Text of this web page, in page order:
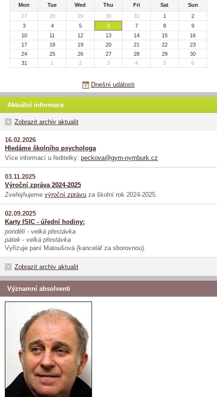
Mon Tue Wed Thu Fri Sat
Sun
27
28 29 30 31 1
2
3
4 5 6 7 8
9
10
11 12 13 14 15
16
17
18 19 20 21 22
23
24
25 26 27 28 29
30
31
1 2 3 4 5 6
Dnešní události
Aktuální informace
Zobrazit archiv aktualit
16.02.2026
Hledáme školního psychologa
Více informací u ředitelky: peckova@gym-nymburk.cz
03.11.2025
Výroční zpráva 2024-2025
Zveřejňujeme výroční zprávu za školní rok 2024-2025.
02.09.2025
Karty ISIC - úřední hodiny:
pondělí - velká přestávka
pátek - velká přestávka
Vyřizuje paní Matoušová (kancelář za sborovnou).
Zobrazit archiv aktualit
Významní absolventi